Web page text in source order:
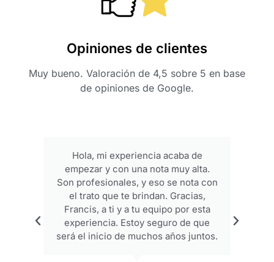
Opiniones de clientes
Muy bueno. Valoración de 4,5 sobre 5 en base
de opiniones de Google.
Hola, mi experiencia acaba de
empezar y con una nota muy alta.
Son profesionales, y eso se nota con
el trato que te brindan. Gracias,
Francis, a ti y a tu equipo por esta
experiencia. Estoy seguro de que
será el inicio de muchos años juntos.